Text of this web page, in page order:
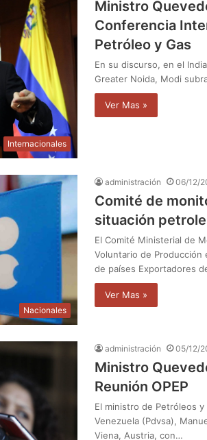
Internacionales
Ministro
Conferencia
Petróleo y Gas
En su discurso, en el
Greater Noida, Modi
Ver Mas »
Nacionales
administración 06/12/
Comité de
situación
El Comité Ministerial de
Voluntario de Producción
de países Exportadores
Ver Mas »
administración 05/12/
Ministro
Reunión OPEP
El ministro de Petróleos
Venezuela (Pdvsa),
Viena, Austria, con…